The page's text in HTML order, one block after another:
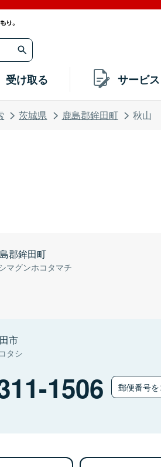
受け取る サービ
茨城県 鹿島郡鉾田町 秋山
郡鉾田町
マグンホコタマチ
市
タシ
1506 郵便番号